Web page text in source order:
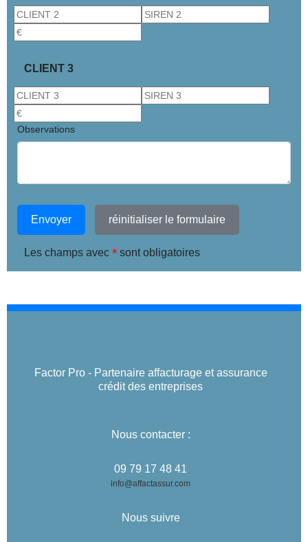
CLIENT 3
Observations
Envoyer réinitialiser le formulaire
Les champs avec * sont obligatoires
Factor Pro - Partenaire affacturage et assurance
crédit des entreprises
Nous contacter :
09 79 17 48 41
info@affactassur.com
Nous suivre